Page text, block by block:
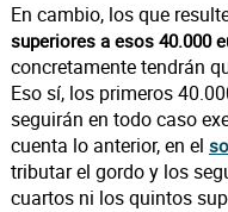
En cambio, los que
superiores a esos 40.000
concretamente tendrán
Eso sí, los primeros
seguirán en todo caso
cuenta lo anterior, en el
tributar el gordo y los
cuartos ni los quintos